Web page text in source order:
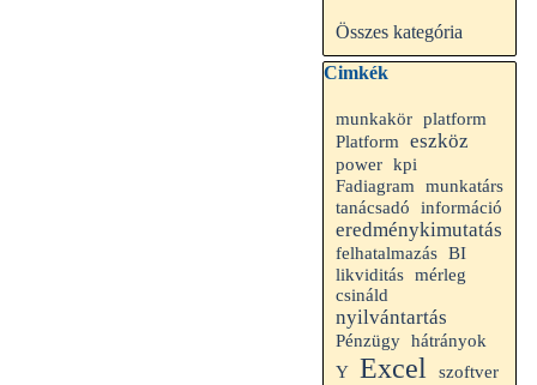
Összes kategória
Kihagy blokk Cimkék
Cimkék
munkakör platform
Platform eszköz
power kpi
Fadiagram munkatárs
tanácsadó információ
eredménykimutatás
felhatalmazás BI
likviditás mérleg
csináld
nyilvántartás
Pénzügy hátrányok
Y Excel
szoftver